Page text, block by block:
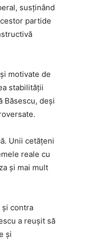
susținând
partide
motivate de
stabilității
Băsescu, deși
Unii cetățeni
reale cu
și mai mult
contra
a reușit să
și